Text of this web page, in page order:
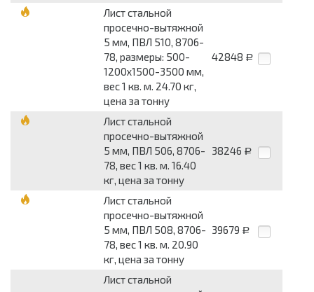
Лист стальной
просечно-вытяжной
5 мм, ПВЛ 510, 8706-
78, размеры: 500-
1200x1500-3500 мм,
вес 1 кв. м. 24.70 кг,
цена за тонну
42848 Р
Лист стальной
просечно-вытяжной
5 мм, ПВЛ 506, 8706-
78, вес 1 кв. м. 16.40
кг, цена за тонну
38246 Р
Лист стальной
просечно-вытяжной
5 мм, ПВЛ 508, 8706-
78, вес 1 кв. м. 20.90
кг, цена за тонну
39679 Р
Лист стальной